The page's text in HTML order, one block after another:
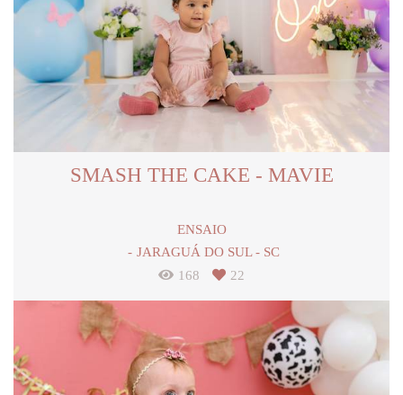
SMASH THE CAKE - MAVIE
ENSAIO
JARAGUÁ DO SUL - SC
168
22